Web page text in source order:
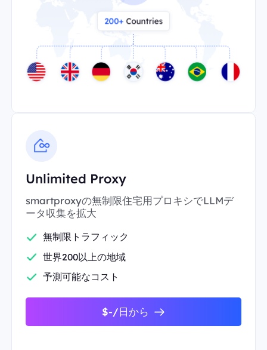
Unlimited Proxy
smartproxyの無制限住宅用プロキシでLLMデ
ータ収集を拡大
無制限トラフィック
世界200以上の地域
予測可能なコスト
$-/日から